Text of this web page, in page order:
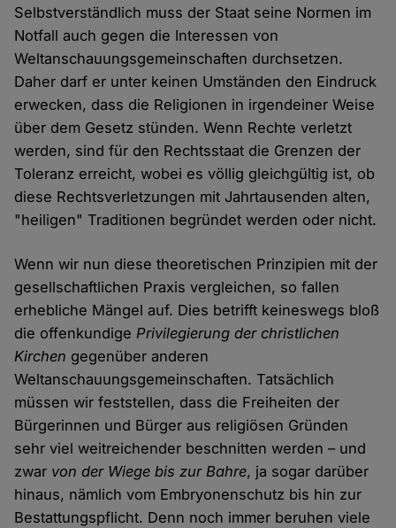
Selbstverständlich muss der Staat seine Normen im
Notfall auch gegen die Interessen von
Weltanschauungsgemeinschaften durchsetzen.
Daher darf er unter keinen Umständen den Eindruck
erwecken, dass die Religionen in irgendeiner Weise
über dem Gesetz stünden. Wenn Rechte verletzt
werden, sind für den Rechtsstaat die Grenzen der
Toleranz erreicht, wobei es völlig gleichgültig ist, ob
diese Rechtsverletzungen mit Jahrtausenden alten,
"heiligen" Traditionen begründet werden oder nicht.
Wenn wir nun diese theoretischen Prinzipien mit der
gesellschaftlichen Praxis vergleichen, so fallen
erhebliche Mängel auf. Dies betrifft keineswegs bloß
die offenkundigePrivilegierung der christlichen
Kirchen gegenüber anderen
Weltanschauungsgemeinschaften. Tatsächlich
müssen wir feststellen, dass die Freiheiten der
Bürgerinnen und Bürger aus religiösen Gründen
sehr viel weitreichender beschnitten werden – und
zwar von der Wiege bis zur Bahre, ja sogar darüber
hinaus, nämlich vom Embryonenschutz bis hin zur
Bestattungspflicht. Denn noch immer beruhen viele